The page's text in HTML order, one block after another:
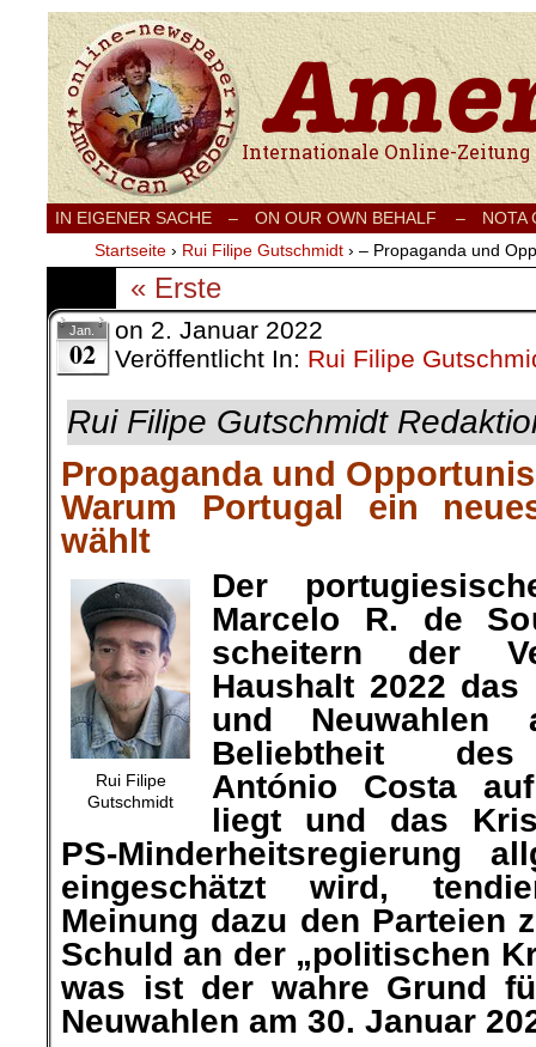
Internationale Onlinezeitung für Frieden,
IN EIGENER SACHE – ON OUR OWN BEHALF –
NOTA
Startseite › Rui Filipe Gutschmidt › – Propaganda und
« Erste
Jan.
02
on 2. Januar 2022
Veröffentlicht In: Rui Filipe
Rui Filipe Gutschmidt
Propaganda und
Warum Portugal ein
wählt
Rui Filipe
Gutschmidt
Der
Marcelo R. de
scheitern der
Haushalt 2022
und Neuwahlen
Beliebtheit des
António Costa
liegt und das
PS-Minderheitsregierung
eingeschätzt wird,
Meinung dazu den Parteien
Schuld an der „politischen
was ist der wahre Grund
Neuwahlen am 30. Januar